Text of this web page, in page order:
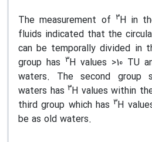
The measurement of 3H in
fluids indicated that the
can be temporally divided in
group has 3H values >10 TU
waters. The second group
waters has 3H values within
third group which has3H
be as old waters.